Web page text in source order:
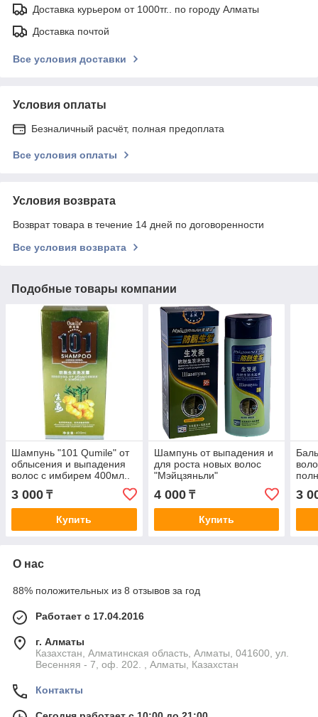
Доставка курьером от 1000тг.. по городу Алматы
Доставка почтой
Все условия доставки
Условия оплаты
Безналичный расчёт, полная предоплата
Все условия оплаты
Условия возврата
Возврат товара в течение 14 дней по договоренности
Все условия возврата
Подобные товары компании
Шампунь "101 Qumile" от
облысения и выпадения
волос с имбирем 400мл..
3 000 ₸
Купить
Шампунь от выпадения и
для роста новых волос
"Мэйцзяньли"
4 000₸
Купить
3
О нас
88% положительных из 8 отзывов за год
Работает с 17.04.2016
г. Алматы
Казахстан, Алматинская область, Алматы, 041600, ул.
Весенняя - 7, оф. 202. , Алматы, Казахстан
Контакты